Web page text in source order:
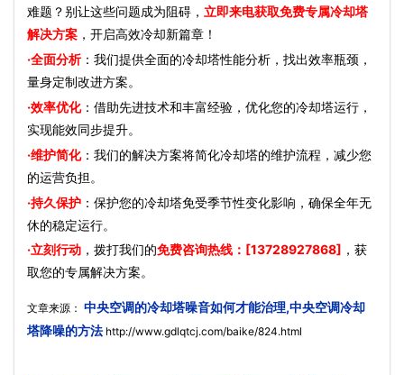
难题？别让这些问题成为阻碍， 立即来电获取免费专属冷却塔
解决方案 ，开启高效冷却新篇章！
·全面分析：我们提供全面的冷却塔性能分析，找出效率瓶颈，
量身定制改进方案。
·效率优化：借助先进技术和丰富经验，优化您的冷却塔运行，
实现能效同步提升。
·维护简化：我们的解决方案将简化冷却塔的维护流程，减少您
的运营负担。
·持久保护 ：保护您的冷却塔免受季节性变化影响，确保全年无
休的稳定运行。
·立刻行动 ，拨打我们的免费咨询热线：[13728927868] ，获
取您的专属解决方案。
文章来源： 中央空调的冷却塔噪音如何才能治理,中央空调冷却
塔降噪的方法 http://www.gdlqtcj.com/baike/824.html